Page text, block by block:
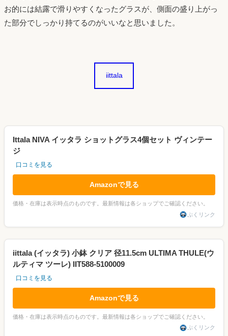
お的には結露で滑りやすくなったグラスが、側面の盛り上がっ
た部分でしっかり持てるのがいいなと思いました。
iittala
Ittala NIVA イッタラ ショットグラス4個セット ヴィンテー
ジ
口コミを見る
Amazonで見る
価格・在庫は表示時点のものです。最新情報は各ショップでご確認ください。
ぷくリンク
iittala (イッタラ) 小鉢 クリア 径11.5cm ULTIMA THULE(ウ
ルティマ ツーレ) IIT588-5100009
口コミを見る
Amazonで見る
価格・在庫は表示時点のものです。最新情報は各ショップでご確認ください。
ぷくリンク